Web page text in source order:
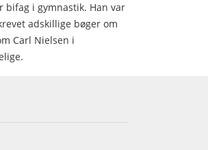
bifag i gymnastik. Han var
adskillige bøger om
Carl Nielsen i